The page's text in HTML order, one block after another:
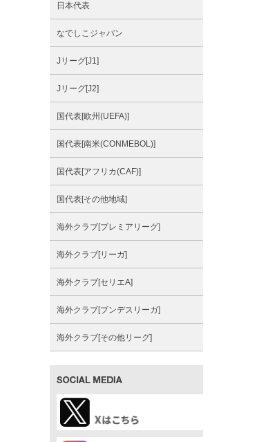
日本代表
なでしこジャパン
Jリーグ[J1]
Jリーグ[J2]
国代表[欧州(UEFA)]
国代表[南米(CONMEBOL)]
国代表[アフリカ(CAF)]
国代表[その他地域]
海外クラブ[プレミアリーグ]
海外クラブ[リーガ]
海外クラブ[セリエA]
海外クラブ[ブンデスリーガ]
海外クラブ[その他リーグ]